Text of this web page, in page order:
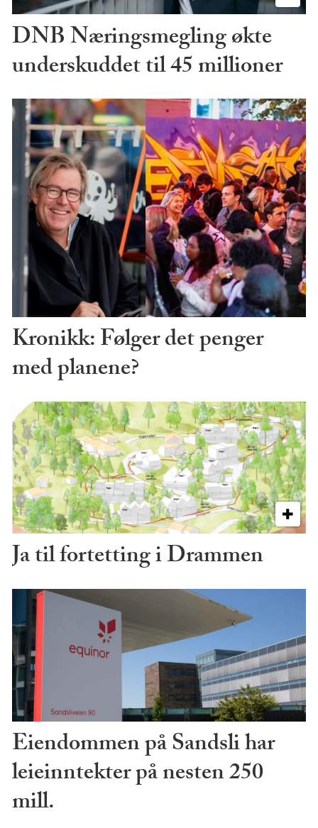
DNB Næringsmegling økte
underskuddet til 45 millioner
Kronikk: Følger det penger
med planene?
Ja til fortetting i Drammen
Eiendommen på Sandsli har
leieinntekter på nesten 250
mill.